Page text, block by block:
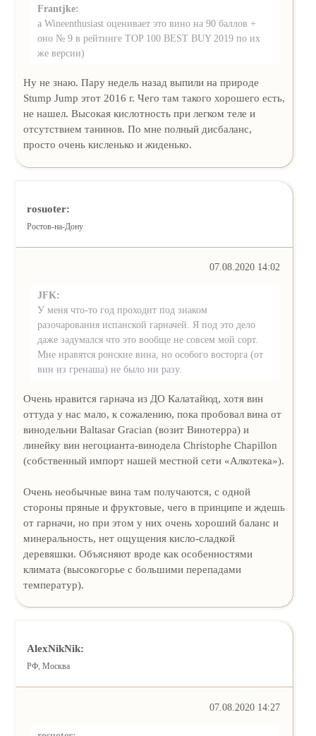
Frantjke:
а Wineenthusiast оценивает это вино на 90 баллов +
оно № 9 в рейтинге TOP 100 BEST BUY 2019 по их
же версии)
Ну не знаю. Пару недель назад выпили на природе
Stump Jump этот 2016 г. Чего там такого хорошего есть,
не нашел. Высокая кислотность при легком теле и
отсутствием танинов. По мне полный дисбаланс,
просто очень кисленько и жиденько.
rosuoter:
Ростов-на-Дону
07.08.2020 14:02
JFK:
У меня что-то год проходит под знаком
разочарования испанской гарначей. Я под это дело
даже задумался что это вообще не совсем мой сорт.
Мне нравятся ронские вина, но особого восторга (от
вин из гренаша) не было ни разу.
Очень нравится гарнача из ДО Калатайюд, хотя вин
оттуда у нас мало, к сожалению, пока пробовал вина от
винодельни Baltasar Gracian (возит Винотерра) и
линейку вин негоцианта-винодела Christophe Chapillon
(собственный импорт нашей местной сети «Алкотека»).
Очень необычные вина там получаются, с одной
стороны пряные и фруктовые, чего в принципе и ждешь
от гарначи, но при этом у них очень хороший баланс и
минеральность, нет ощущения кисло-сладкой
деревяшки. Объясняют вроде как особенностями
климата (высокогорье с большими перепадами
температур).
AlexNikNik:
РФ, Москва
07.08.2020 14:27